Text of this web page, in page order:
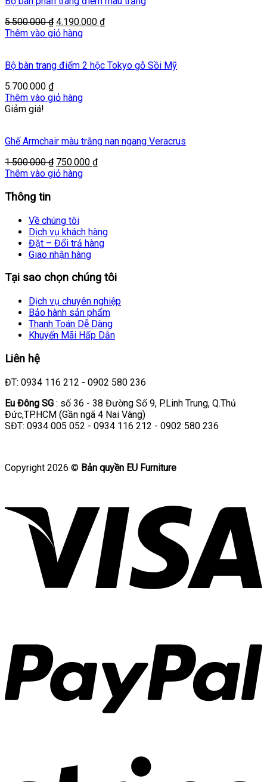
5.500.000₫ Original
price
4.190.000 ₫Current
Thêm vào giỏ hàng
Bộ bàn trang điểm 2 hộc Tokyo gỗ Sồi Mỹ
5.700.000 ₫
Thêm vào giỏ hàng
Giảm giá!
Ghế Armchair màu trắng nan ngang Veracrus
1.500.000₫ Original
price
750.000 ₫Current
Thêm vào giỏ hàng
Thông tin
Về chúng tôi
Dịch vụ khách hàng
Đặt – Đổi trả hàng
Giao nhận hàng
Tại sao chọn chúng tôi
Dịch vụ chuyên nghiệp
Bảo hành sản phẩm
Thanh Toán Dễ Dàng
Khuyến Mãi Hấp Dẫn
Liên hệ
ĐT: 0934 116 212 - 0902 580 236
Eu Đông SG : số 36 - 38 Đường Số 9, P.Linh Trung, Q.Thủ
Đức,TP.HCM (Gần ngã 4 Nai Vàng)
SĐT: 0934 005 052 - 0934 116 212 - 0902 580 236
Copyright 2026 © Bản quyền EU Furniture